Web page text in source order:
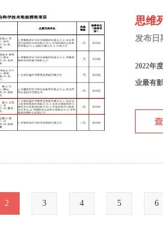
思维
发布日
2022年
业最有
2 3 4 5 6